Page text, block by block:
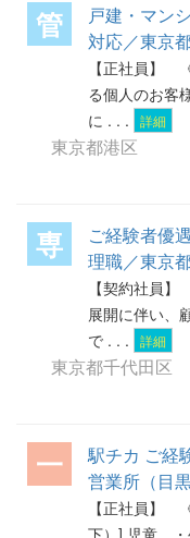
管
戸建・マン
対応／東京
【正社員】
る個人のお客
に . . .
詳細
東京都港区
専
ご経験者優
理職／東京
【契約社員
展開に伴い、
で . . .
詳細
東京都千代田区
一
駅チカ ご経
営業所（目
【正社員】
下）] 児童 ・